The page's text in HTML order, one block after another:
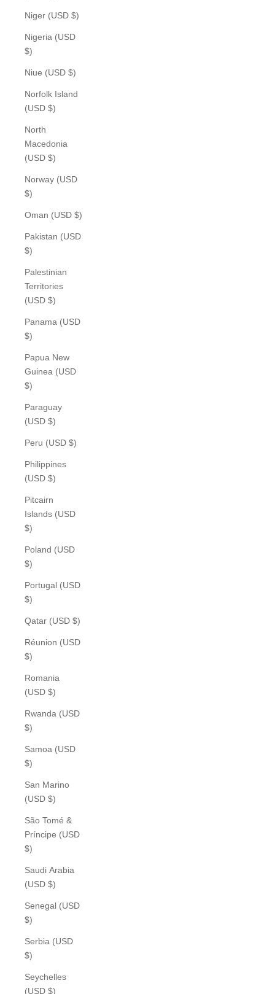
Niger (USD $)
Nigeria (USD
$)
Niue (USD $)
Norfolk Island
(USD $)
North
Macedonia
(USD $)
Norway (USD
$)
Oman (USD $)
Pakistan (USD
$)
Palestinian
Territories
(USD $)
Panama (USD
$)
Papua New
Guinea (USD
$)
Paraguay
(USD $)
Peru (USD $)
Philippines
(USD $)
Pitcairn
Islands (USD
$)
Poland (USD
$)
Portugal (USD
$)
Qatar (USD $)
Réunion (USD
$)
Romania
(USD $)
Rwanda (USD
$)
Samoa (USD
$)
San Marino
(USD $)
São Tomé &
Príncipe (USD
$)
Saudi Arabia
(USD $)
Senegal (USD
$)
Serbia (USD
$)
Seychelles
(USD $)